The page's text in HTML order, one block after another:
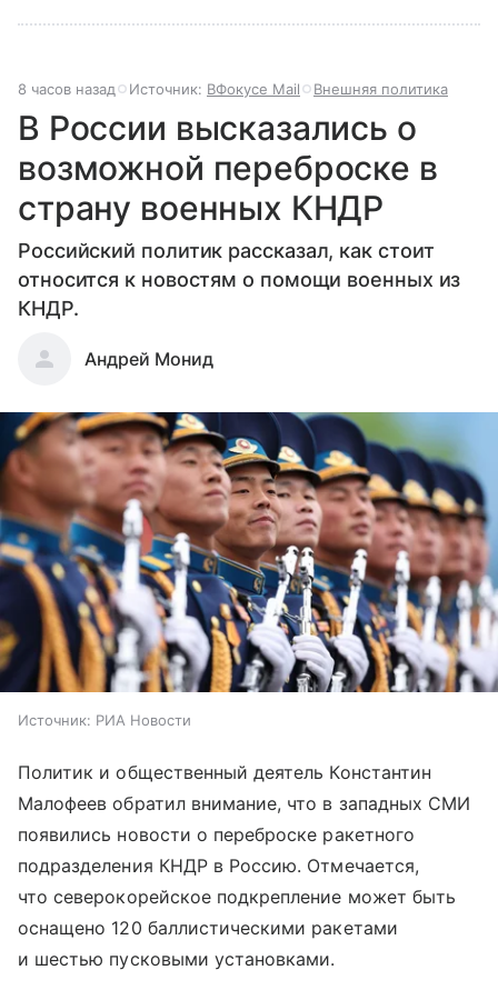
8 часов назад Источник: ВФокусе Mail Внешняя политика
В России высказались о
возможной переброске в
страну военных КНДР
Российский политик рассказал, как стоит
относится к новостям о помощи военных из
КНДР.
Андрей Монид
Источник: РИА Новости
Политик и общественный деятель Константин
Малофеев обратил внимание, что в западных СМИ
появились новости о переброске ракетного
подразделения КНДР в Россию. Отмечается,
что северокорейское подкрепление может быть
оснащено 120 баллистическими ракетами
и шестью пусковыми установками.